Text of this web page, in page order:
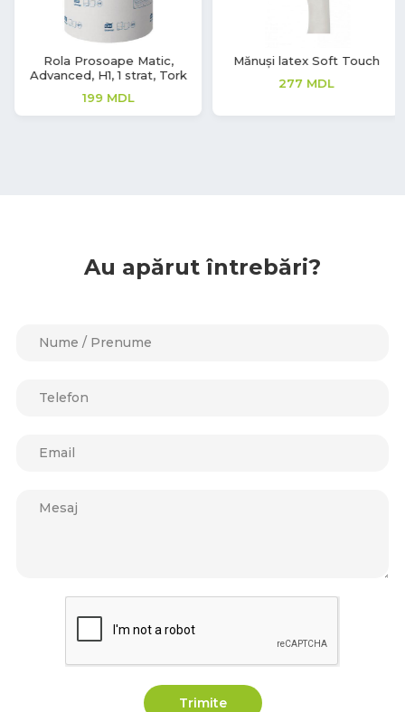
Mănuși latex Soft Touch
277 MDL
Mănuși latex Soft Touch
208MDL
Au apărut întrebări?
Trimite